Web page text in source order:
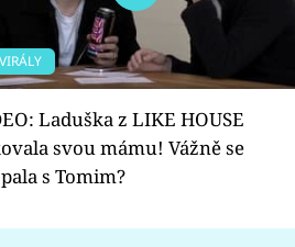
VIRÁLY
Laduška z LIKE HOUSE
svou mámu! Vážně se
s Tomim?